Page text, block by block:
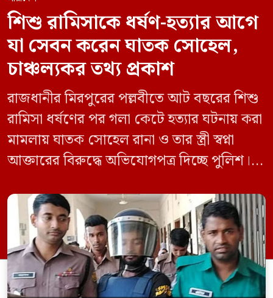
শিশু রামিসাকে ধর্ষণ-হত্যার আগে
যা সেবন করেন ঘাতক সোহেল,
চাঞ্চল্যকর তথ্য প্রকাশ
রাজধানীর মিরপুরের পল্লবীতে আট বছরের শিশু
রামিসা ধর্ষণের পর গলা কেটে হত্যার ঘটনায় করা
মামলায় ঘাতক সোহেল রানা ও তার স্ত্রী স্বপ্না
আক্তারের বিরুদ্ধে অভিযোগপত্র দিচ্ছে পুলিশ।
সেবন করেছিলেন বলে জবানবন্দিতে
জানিয়েছেন আসামি। রোববার (২৪ মে) সকালে
মামলার তদন্ত কর্মকর্তা পল্লবী থানার উপ-
পরিদর্শক অহিদুজ্জামান এ তথ্য নিছিত করেন।
তিনি বলেন, […]